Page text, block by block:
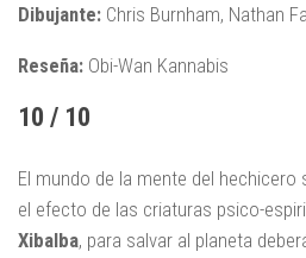
Dibujante: Chris Burnham, Nathan
Reseña: Obi-Wan Kannabis
10 / 10
El mundo de la mente del
el efecto de las criaturas psico-
Xibalba, para salvar al planeta